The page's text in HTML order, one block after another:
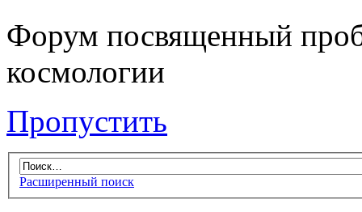
Форум посвященный
космологии
Пропустить
Расширенный поиск